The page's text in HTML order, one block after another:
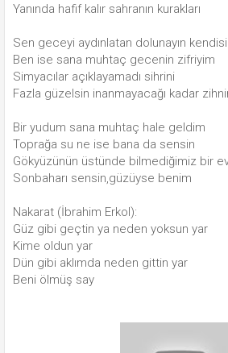
Yanında hafif kalır sahranın kurakları
Sen geceyi aydınlatan dolunayın kendisi
Ben ise sana muhtaç gecenin zifriyim
Simyacılar açıklayamadı sihrini
Fazla güzelsin inanmayacağı kadar
Bir yudum sana muhtaç hale geldim
Toprağa su ne ise bana da sensin
Gökyüzünün üstünde bilmediğimiz bir
Sonbaharı sensin,güzüyse benim
Nakarat (İbrahim Erkol):
Güz gibi geçtin ya neden yoksun yar
Kime oldun yar
Dün gibi aklımda neden gittin yar
Beni ölmüş say